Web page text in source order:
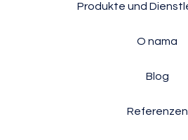
Produkte und
O nama
Blog
Referenzen